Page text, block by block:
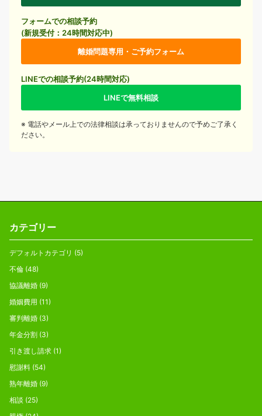
フォームでの相談予約
(新規受付：24時間対応中)
離婚問題専用・ご予約フォーム
LINEでの相談予約(24時間対応)
LINEで無料相談
※ 電話やメール上での法律相談は承っておりませんので予めご了承く
ださい。
カテゴリー
デフォルトカテゴリ (5)
不倫 (48)
協議離婚 (9)
婚姻費用 (11)
審判離婚 (3)
年金分割 (3)
引き渡し請求 (1)
慰謝料 (54)
熟年離婚 (9)
相談 (25)